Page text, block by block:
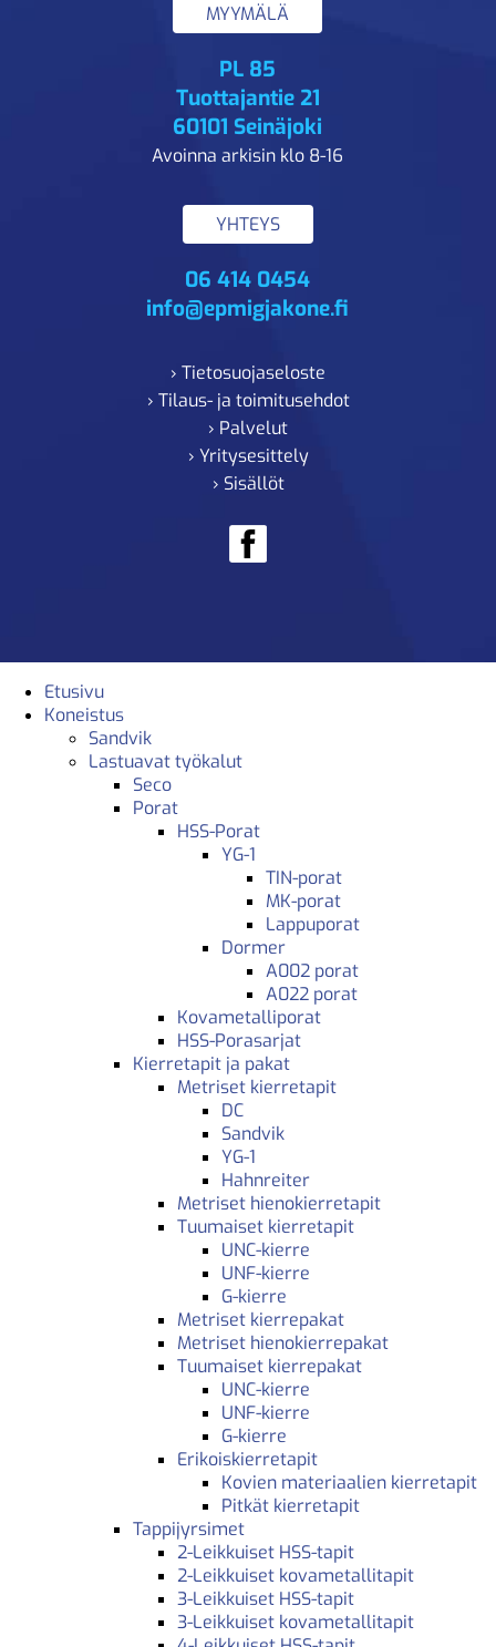
MYYMÄLÄ
PL 85
Tuottajantie 21
60101 Seinäjoki
Avoinna arkisin klo 8-16
YHTEYS
06 414 0454
info@epmigjakone.fi
› Tietosuojaseloste
› Tilaus- ja toimitusehdot
› Palvelut
› Yritysesittely
› Sisällöt
Etusivu
Koneistus
Sandvik
Lastuavat työkalut
Seco
Porat
HSS-Porat
YG-1
TIN-porat
MK-porat
Lappuporat
Dormer
A002 porat
A022 porat
Kovametalliporat
HSS-Porasarjat
Kierretapit ja pakat
Metriset kierretapit
DC
Sandvik
YG-1
Hahnreiter
Metriset hienokierretapit
Tuumaiset kierretapit
UNC-kierre
UNF-kierre
G-kierre
Metriset kierrepakat
Metriset hienokierrepakat
Tuumaiset kierrepakat
UNC-kierre
UNF-kierre
G-kierre
Erikoiskierretapit
Kovien materiaalien kierretapit
Pitkät kierretapit
Tappijyrsimet
2-Leikkuiset HSS-tapit
2-Leikkuiset kovametallitapit
3-Leikkuiset HSS-tapit
3-Leikkuiset kovametallitapit